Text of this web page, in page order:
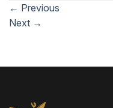
← Previous
Next →